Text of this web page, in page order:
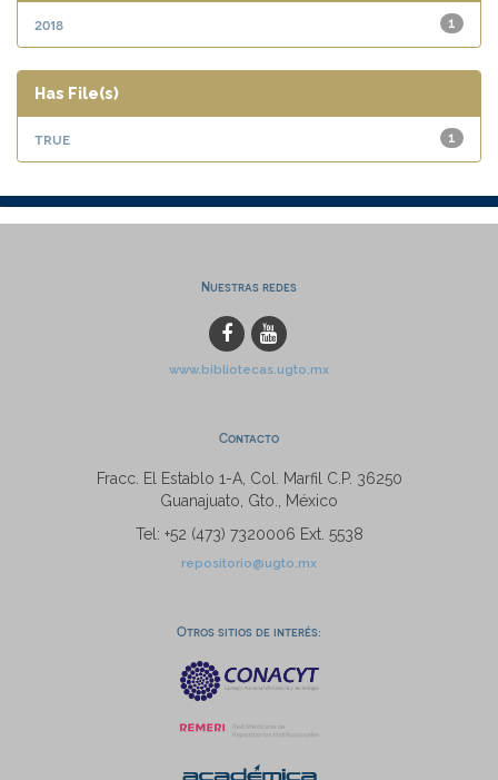
1
2018
Has File(s)
1
true
Nuestras redes
www.bibliotecas.ugto.mx
Contacto
Fracc. El Establo 1-A, Col. Marfil C.P. 36250
Guanajuato, Gto., México
Tel: +52 (473) 7320006 Ext. 5538
repositorio@ugto.mx
Otros sitios de interés: